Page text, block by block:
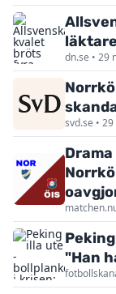
dn.se • 29
svd.se •
"Han